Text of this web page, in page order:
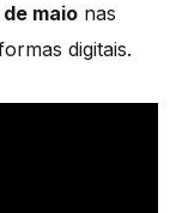
de maio nas
digitais.